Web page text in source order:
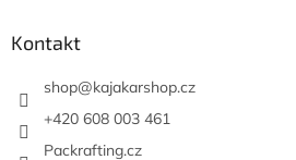
Kontakt
shop@kajakarshop.cz
+420 608 003 461
Packrafting.cz